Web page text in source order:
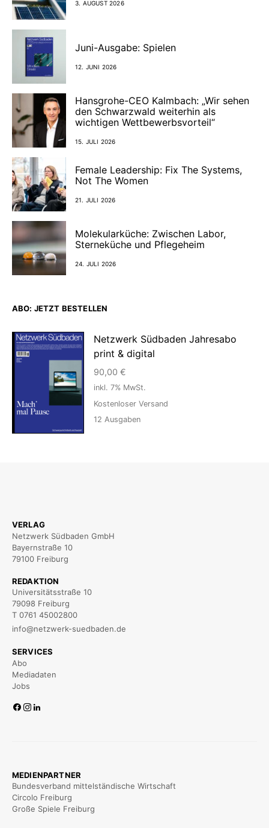
3. AUGUST 2026
Juni-Ausgabe: Spielen
12. JUNI 2026
Hansgrohe-CEO Kalmbach: „Wir sehen
den Schwarzwald weiterhin als
wichtigen Wettbewerbsvorteil“
15. JULI 2026
Female Leadership: Fix The Systems,
Not The Women
21. JULI 2026
Molekularküche: Zwischen Labor,
Sterneküche und Pflegeheim
24. JULI 2026
ABO: JETZT BESTELLEN
Netzwerk Südbaden Jahresabo
print & digital
90,00 €
inkl. 7% MwSt.
Kostenloser Versand
12 Ausgaben
VERLAG
Netzwerk Südbaden GmbH
Bayernstraße 10
79100 Freiburg
REDAKTION
Universitätsstraße 10
79098 Freiburg
T 0761 45002800
info@netzwerk-suedbaden.de
SERVICES
Abo
Mediadaten
Jobs
MEDIENPARTNER
Bundesverband mittelständische Wirtschaft
Circolo Freiburg
Große Spiele Freiburg